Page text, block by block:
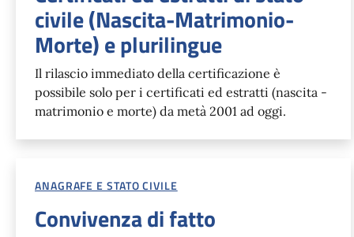
civile (Nascita-Matrimonio-
Morte) e plurilingue
Il rilascio immediato della certificazione è
possibile solo per i certificati ed estratti (nascita -
matrimonio e morte) da metà 2001 ad oggi.
ANAGRAFE E STATO CIVILE
Convivenza di fatto